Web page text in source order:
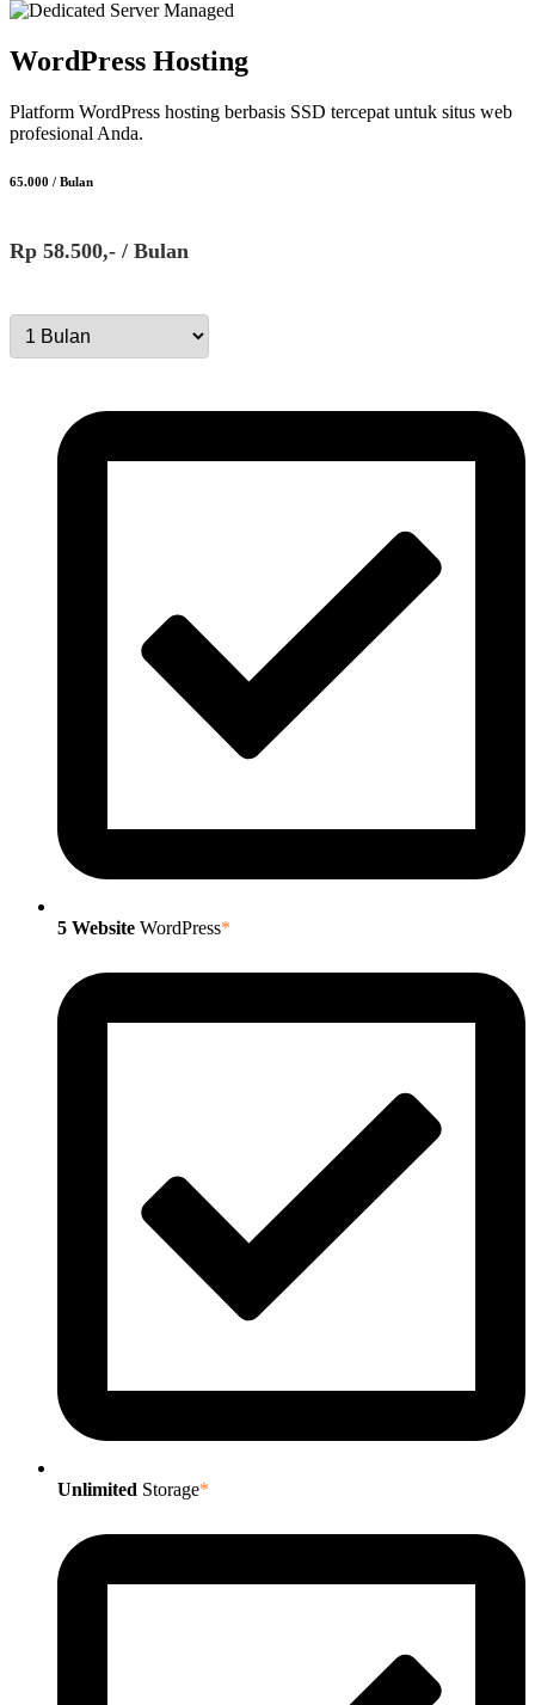
WordPress Hosting
Platform WordPress hosting berbasis SSD tercepat untuk situs web
profesional Anda.
65.000 / Bulan
Rp 58.500,- / Bulan
5 Website WordPress*
Unlimited Storage*